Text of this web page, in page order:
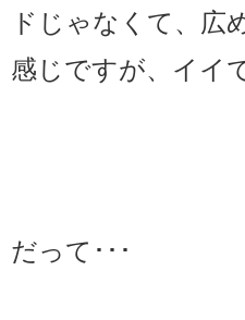
ドじゃなくて、広
感じですが、イイ
だって･･･